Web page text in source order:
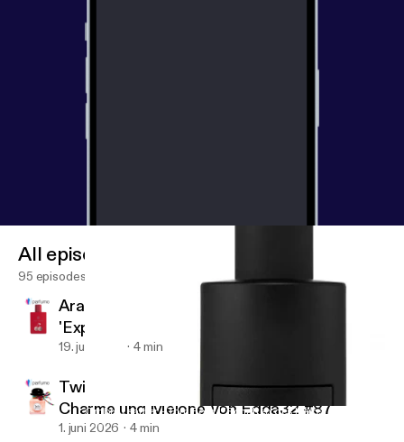
Ombré Leather - Tom Ford | 'Schatten des Herbstes' von
Parfumo Podcast - Düfte für die Ohren
All episodes
95 episodes
Arabian Cherry - Marc Gebauer |
'Expectation Management' von Timmeteq
#88
19. juli 2026 4 min
Twilly d'Hermès - Hermès | 'Mit Schirm,
Charme und Melone' von Edda32 #87
1. juni 2026 4 min